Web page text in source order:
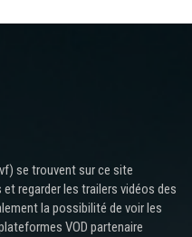
se trouvent sur ce site
regarder les trailers vidéos des
la possibilité de voir les
VOD partenaire